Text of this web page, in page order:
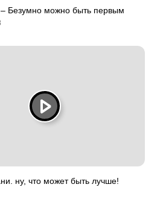
Безумно можно быть первым
ну, что может быть лучше!